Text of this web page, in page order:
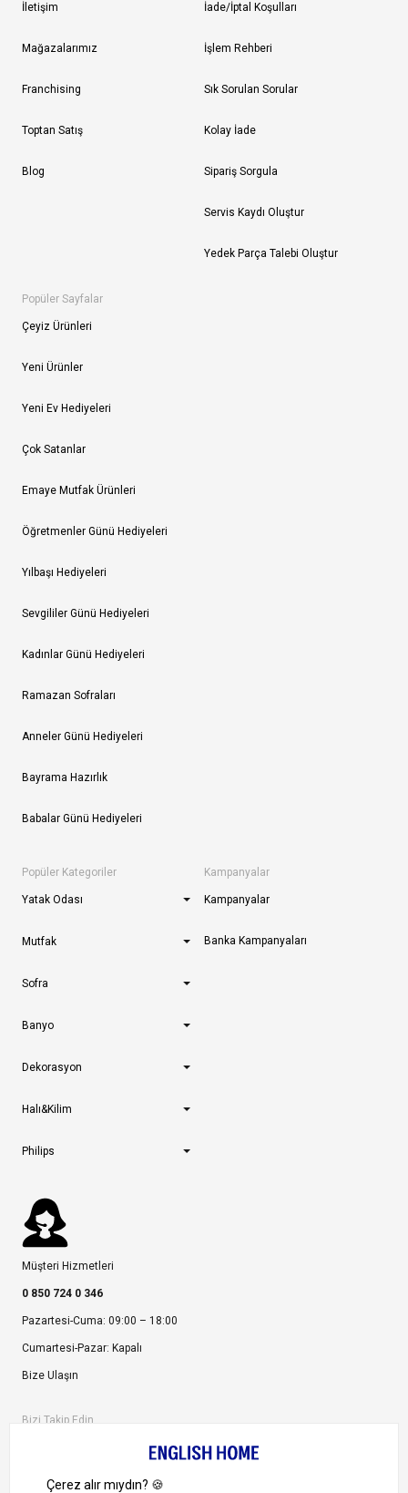
İletişim
Mağazalarımız
Franchising
Toptan Satış
Blog
İade/İptal Koşulları
İşlem Rehberi
Sık Sorulan Sorular
Kolay İade
Sipariş Sorgula
Servis Kaydı Oluştur
Yedek Parça Talebi Oluştur
Popüler Sayfalar
Çeyiz Ürünleri
Yeni Ürünler
Yeni Ev Hediyeleri
Çok Satanlar
Emaye Mutfak Ürünleri
Öğretmenler Günü Hediyeleri
Yılbaşı Hediyeleri
Sevgililer Günü Hediyeleri
Kadınlar Günü Hediyeleri
Ramazan Sofraları
Anneler Günü Hediyeleri
Bayrama Hazırlık
Babalar Günü Hediyeleri
Popüler Kategoriler
Yatak Odası
Mutfak
Sofra
Banyo
Dekorasyon
Halı&Kilim
Philips
Kampanyalar
Kampanyalar
Banka Kampanyaları
Müşteri Hizmetleri
0 850 724 0 346
Pazartesi-Cuma: 09:00 – 18:00
Cumartesi-Pazar: Kapalı
Bize Ulaşın
Bizi Takip Edin